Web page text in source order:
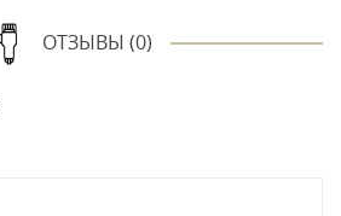
ОТЗЫВЫ (0)